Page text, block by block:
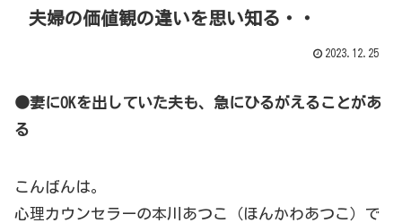
夫婦の価値観の違いを思い知る・・
2023.12.25
●妻にOKを出していた夫も、急にひるがえることがあ
る
こんばんは。
心理カウンセラーの本川あつこ（ほんかわあつこ）で